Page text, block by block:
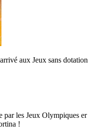
aux Jeux sans dotation
par les Jeux Olympiques er
!